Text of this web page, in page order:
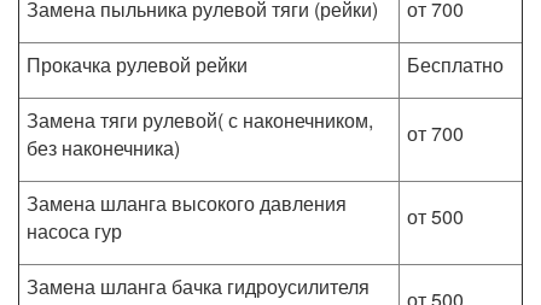
Замена пыльника рулевой тяги (рейки)
от 700
Прокачка рулевой рейки
Бесплатно
Замена тяги рулевой( с наконечником,
без наконечника)
от 700
Замена шланга высокого давления
насоса гур
от 500
Замена шланга бачка гидроусилителя
от 500